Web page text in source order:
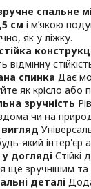
спальне
см і м’якою
як у ліжку.
відмінну
спинка Дає
як крісло або
зручність
чи на
який інтер'єр
догляді
ще зручнішим та
деталі